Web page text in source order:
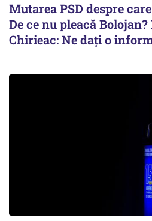
Mutarea PSD despre
De ce nu pleacă
Chirieac: Ne dați o